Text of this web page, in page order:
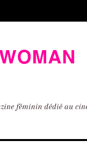
féminin dédié au